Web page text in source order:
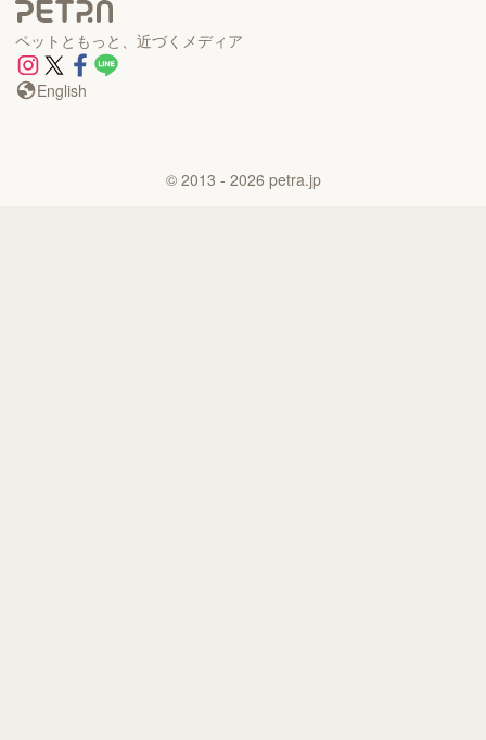
ペットともっと、近づくメディア
English
© 2013 - 2026 petra.jp